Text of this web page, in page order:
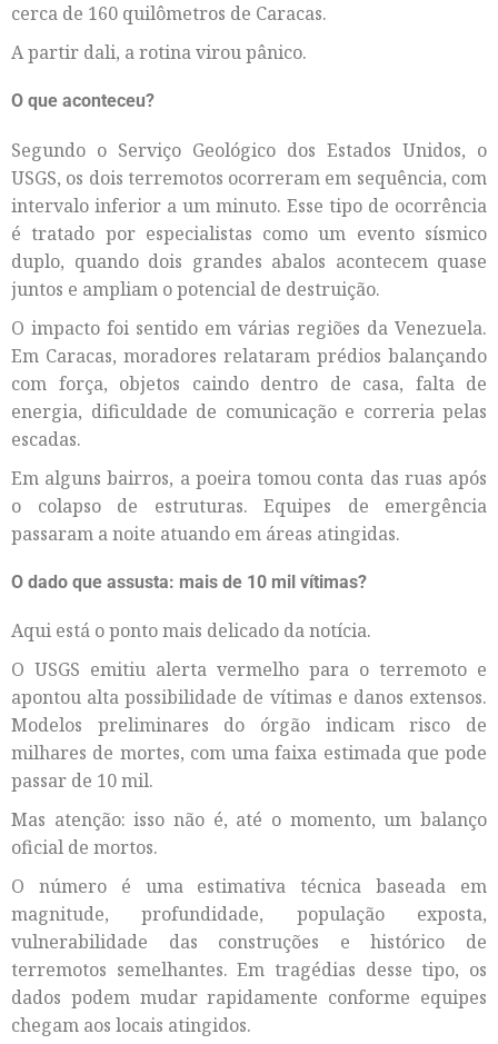
cerca de 160 quilômetros de Caracas.
A partir dali, a rotina virou pânico.
O que aconteceu?
Segundo o Serviço Geológico dos Estados Unidos, o
USGS, os dois terremotos ocorreram em sequência, com
intervalo inferior a um minuto. Esse tipo de ocorrência
é tratado por especialistas como um evento sísmico
duplo, quando dois grandes abalos acontecem quase
juntos e ampliam o potencial de destruição.
O impacto foi sentido em várias regiões da Venezuela.
Em Caracas, moradores relataram prédios balançando
com força, objetos caindo dentro de casa, falta de
energia, dificuldade de comunicação e correria pelas
escadas.
Em alguns bairros, a poeira tomou conta das ruas após
o colapso de estruturas. Equipes de emergência
passaram a noite atuando em áreas atingidas.
O dado que assusta: mais de 10 mil vítimas?
Aqui está o ponto mais delicado da notícia.
O USGS emitiu alerta vermelho para o terremoto e
apontou alta possibilidade de vítimas e danos extensos.
Modelos preliminares do órgão indicam risco de
milhares de mortes, com uma faixa estimada que pode
passar de 10 mil.
Mas atenção: isso não é, até o momento, um balanço
oficial de mortos.
O número é uma estimativa técnica baseada em
magnitude, profundidade, população exposta,
vulnerabilidade das construções e histórico de
terremotos semelhantes. Em tragédias desse tipo, os
dados podem mudar rapidamente conforme equipes
chegam aos locais atingidos.